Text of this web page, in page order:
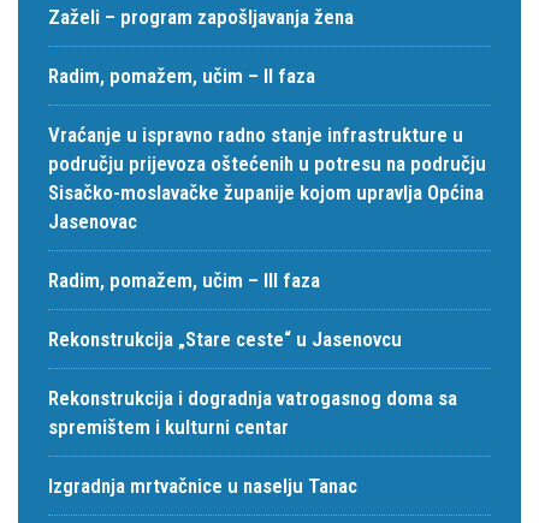
Zaželi – program zapošljavanja žena
Radim, pomažem, učim – II faza
Vraćanje u ispravno radno stanje infrastrukture u
području prijevoza oštećenih u potresu na području
Sisačko-moslavačke županije kojom upravlja Općina
Jasenovac
Radim, pomažem, učim – III faza
Rekonstrukcija „Stare ceste“ u Jasenovcu
Rekonstrukcija i dogradnja vatrogasnog doma sa
spremištem i kulturni centar
Izgradnja mrtvačnice u naselju Tanac